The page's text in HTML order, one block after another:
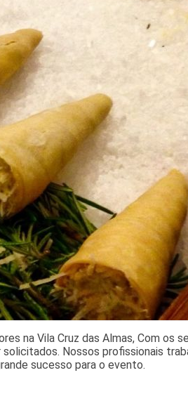
na Vila Cruz das Almas, Com os
Nossos profissionais
sucesso para o evento.